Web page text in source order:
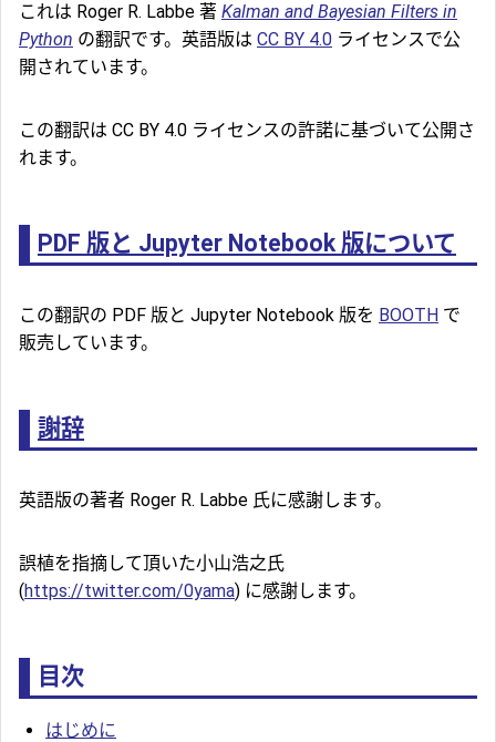
これは Roger R. Labbe 著 Kalman and Bayesian Filters in
Python の翻訳です。英語版は CC BY 4.0 ライセンスで公
開されています。
この翻訳は CC BY 4.0 ライセンスの許諾に基づいて公開さ
れます。
PDF 版と Jupyter Notebook 版について
この翻訳の PDF 版と Jupyter Notebook 版を BOOTH で
販売しています。
謝辞
英語版の著者 Roger R. Labbe 氏に感謝します。
誤植を指摘して頂いた小山浩之氏
(https://twitter.com/0yama) に感謝します。
目次
はじめに